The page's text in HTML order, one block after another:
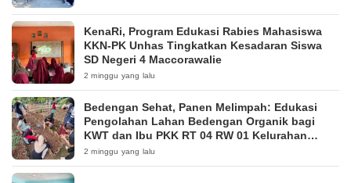
KenaRi, Program Edukasi Rabies Mahasiswa
KKN-PK Unhas Tingkatkan Kesadaran Siswa
SD Negeri 4 Maccorawalie
2 minggu yang lalu
Bedengan Sehat, Panen Melimpah: Edukasi
Pengolahan Lahan Bedengan Organik bagi
KWT dan Ibu PKK RT 04 RW 01 Kelurahan
Pakintelan
2 minggu yang lalu